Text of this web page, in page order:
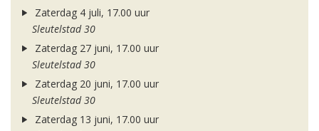
Zaterdag 4 juli, 17.00 uur
Sleutelstad 30
Zaterdag 27 juni, 17.00 uur
Sleutelstad 30
Zaterdag 20 juni, 17.00 uur
Sleutelstad 30
Zaterdag 13 juni, 17.00 uur